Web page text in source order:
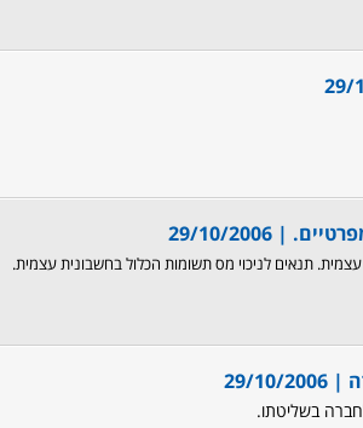
29/
29/10/2006
תנאים לניכוי מס תשומות הכלול בחשבונית עצמית.
29/10/2006
בשליטתו.